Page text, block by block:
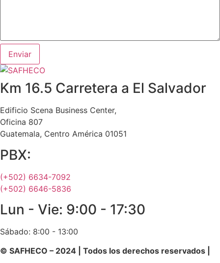
Enviar
Km 16.5 Carretera a El Salvador
Edificio Scena Business Center,
Oficina 807
Guatemala, Centro América 01051
PBX:
(+502) 6634-7092
(+502) 6646-5836
Lun - Vie: 9:00 - 17:30
Sábado: 8:00 - 13:00
© SAFHECO – 2024 | Todos los derechos reservados |